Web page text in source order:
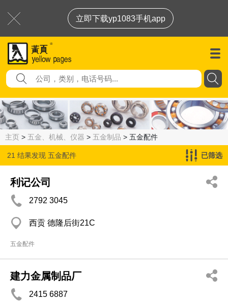
立即下载yp1083手机app
主页 > 五金、机械、仪器 > 五金制品 > 五金配件
21 结果发现 五金配件 已筛选
利记公司
2792 3045
西贡 德隆后街21C
五金配件
建力金属制品厂
2415 6887